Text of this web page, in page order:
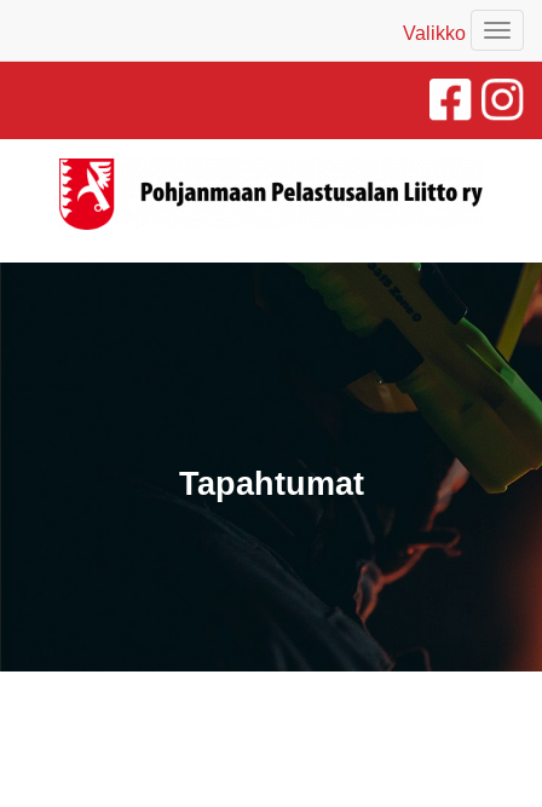
Valikko
Tapahtumat